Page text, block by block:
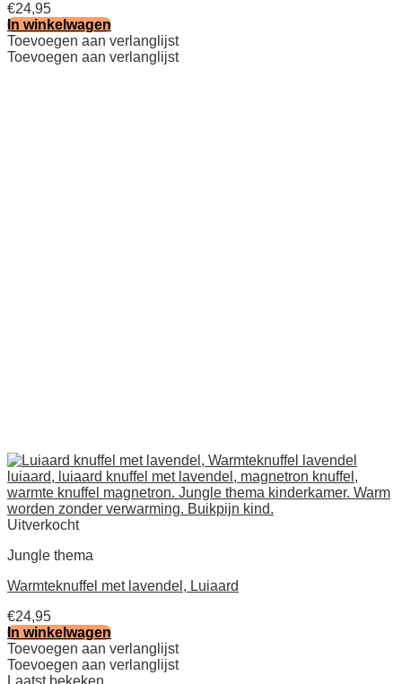
€24,95
In winkelwagen
Toevoegen aan verlanglijst
Toevoegen aan verlanglijst
Uitverkocht
Jungle thema
Warmteknuffel met lavendel, Luiaard
€24,95
In winkelwagen
Toevoegen aan verlanglijst
Toevoegen aan verlanglijst
Laatst bekeken